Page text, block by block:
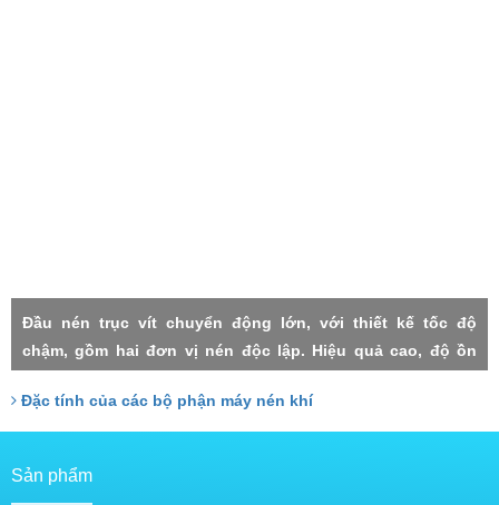
Đầu nén trục vít chuyển động lớn, với thiết kế tốc độ
chậm, gồm hai đơn vị nén độc lập. Hiệu quả cao, độ ồn
thấp, thất thoát nhỏ, Hai cấp trục vít đảm nhận với công
xuất tương đồng, do đó chịu lực nhỏ, tuổi thọ cao.
Đặc tính của các bộ phận máy nén khí
Sản phẩm